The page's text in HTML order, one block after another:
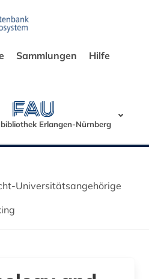
Sammlungen Hilfe
Erlangen-Nürnberg
Universitätsangehörige